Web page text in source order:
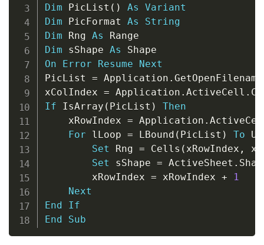
Dim PicList ( ) As
Variant
Dim PicFormat As
String
Dim Rng As
Dim sShape As
On
Error Resume
Next
PicList = Application . GetOpenFilename
xColIndex = Application . ActiveCell .
If IsArray ( PicList )
Then
    xRowIndex
= Application .
For lLoop = LBound ( PicList ) To
Set Rng = Cells ( xRowIndex ,
Set sShape = ActiveSheet .
        xRowIndex
= xRowIndex +
1
Next
End
If
End
Sub